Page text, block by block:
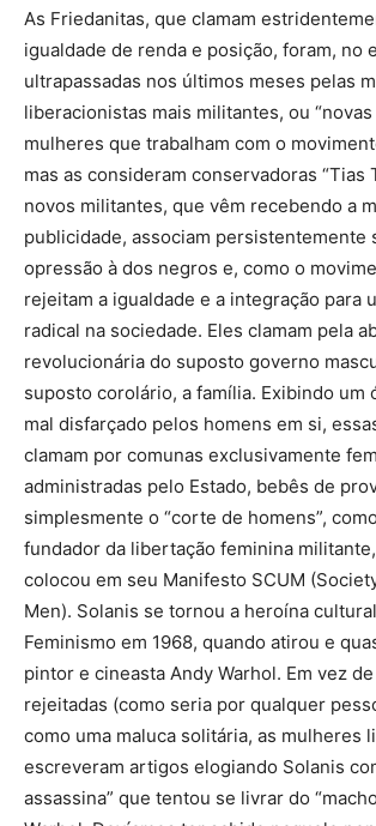
As Friedanitas, que clamam
igualdade de renda e posição, foram, no
ultrapassadas nos últimos meses pelas
liberacionistas mais militantes, ou “novas
mulheres que trabalham com o
mas as consideram conservadoras “Tias
novos militantes, que vêm recebendo a
publicidade, associam persistentemente
opressão à dos negros e, como o
rejeitam a igualdade e a integração para
radical na sociedade. Eles clamam pela
revolucionária do suposto governo
suposto corolário, a família. Exibindo um
mal disfarçado pelos homens em si,
clamam por comunas exclusivamente
administradas pelo Estado, bebês de
simplesmente o “corte de homens”,
fundador da libertação feminina
colocou em seu Manifesto SCUM
Men). Solanis se tornou a heroína
Feminismo em 1968, quando atirou e
pintor e cineasta Andy Warhol. Em vez
rejeitadas (como seria por qualquer
como uma maluca solitária, as mulheres
escreveram artigos elogiando Solanis
assassina” que tentou se livrar do